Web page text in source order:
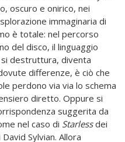
oscuro e onirico, nei
immaginaria di
è totale: nel percorso
del disco, il linguaggio
destruttura, diventa
differenze, è ciò che
perdono via via lo schema
diretto. Oppure si
suggerita da
nel caso di Starlessdei
Sylvian. Allora